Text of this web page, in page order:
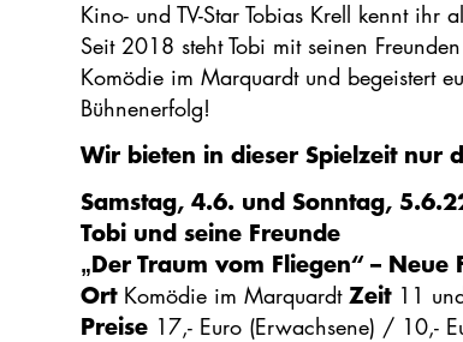
Kino- und TV-Star Tobias Krell kennt ihr
Seit 2018 steht Tobi mit seinen
Komödie im Marquardt und begeistert
Bühnenerfolg!
Wir bieten in dieser Spielzeit nur
Samstag, 4.6. und Sonntag,
Tobi und seine Freunde
„Der Traum vom Fliegen“ – Neue
Ort Komödie im Marquardt Zeit11
Preise 17,- Euro (Erwachsene) / 10,-